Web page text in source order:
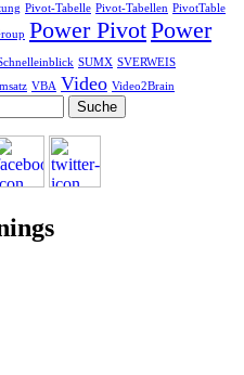
Pivot-Tabelle Pivot-Tabellen PivotTable
Power PivotPower
SUMX SVERWEIS
VBA Video Video2Brain